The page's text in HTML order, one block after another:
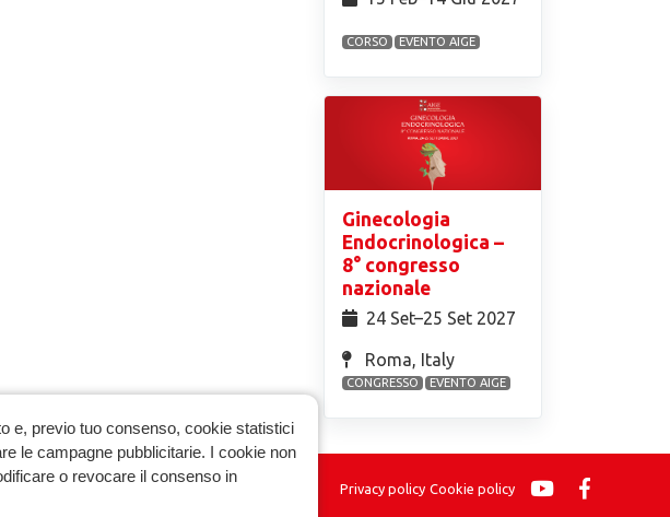
CORSO EVENTO AIGE
Ginecologia
Endocrinologica –
8° congresso
nazionale
24 Set⁠–25 Set 2027
Roma, Italy
CONGRESSO EVENTO AIGE
Privacy policy Cookie policy
e, previo tuo consenso, cookie statistici
le campagne pubblicitarie. I cookie non
o revocare il consenso in